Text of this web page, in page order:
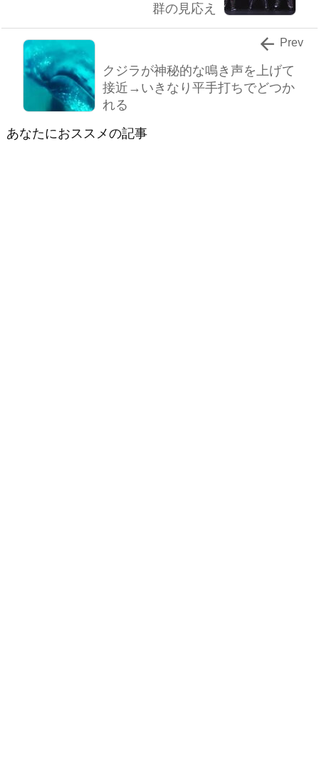
群の見応え
クジラが神秘的な鳴き声を上げて
接近→いきなり平手打ちでどつか
れる
 Prev
あなたにおススメの記事